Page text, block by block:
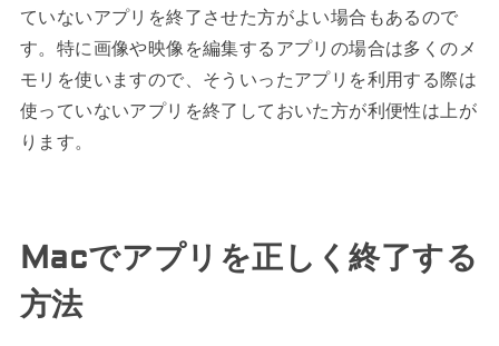
ていないアプリを終了させた方がよい場合もあるので
す。特に画像や映像を編集するアプリの場合は多くのメ
モリを使いますので、そういったアプリを利用する際は
使っていないアプリを終了しておいた方が利便性は上が
ります。
Macでアプリを正しく終了する
方法